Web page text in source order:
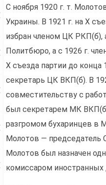
С ноября 1920 г. т.
Украины. В 1921 г. на X
избран членом ЦК РКП(б),
Политбюро, а с 1926 г.
X съезда партии до конца
секретарь ЦК ВКП(б). В
совместительству с
был секретарем МК
разгромом бухаринцев в
Молотов — председатель
Молотов был назначен
комиссаром иностранных